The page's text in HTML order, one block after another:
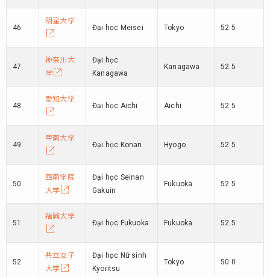
46
明星大学
Đại học Meisei Tokyo 52.5
47
神奈川大
学
Đại học
Kanagawa
Kanagawa 52.5
48
愛知大学
Đại học Aichi Aichi 52.5
49
甲南大学
Đại học Konan Hyogo 52.5
50
西南学院
大学
Đại học Seinan
Gakuin
Fukuoka 52.5
51
福岡大学
Đại học Fukuoka Fukuoka 52.5
52
共立女子
大学
Đại học Nữ sinh
Kyoritsu
Tokyo 50.0